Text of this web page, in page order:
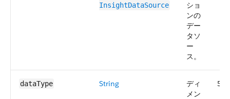
InsightDataSource
ショ
ンの
デー
タソ
ー
ス。
dataType String
ディ
メン